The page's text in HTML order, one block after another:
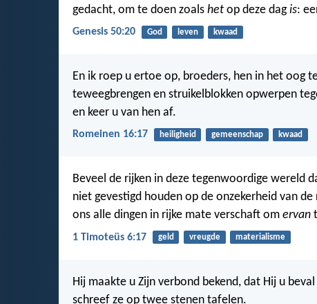
gedacht, om te doen zoals het op deze dagis:
Genesis 50:20 God leven kwaad
En ik roep u ertoe op, broeders, hen in het oog
teweegbrengen en struikelblokken opwerpen
en keer u van hen af.
Romeinen 16:17 heiligheid gemeenschap kwaad
Beveel de rijken in deze tegenwoordige wereld
niet gevestigd houden op de onzekerheid van
ons alle dingen in rijke mate verschaft om ervan
1 Timoteüs 6:17 geld vreugde materialisme
Hij maakte u Zijn verbond bekend, dat Hij u
schreef ze op twee stenen tafelen.